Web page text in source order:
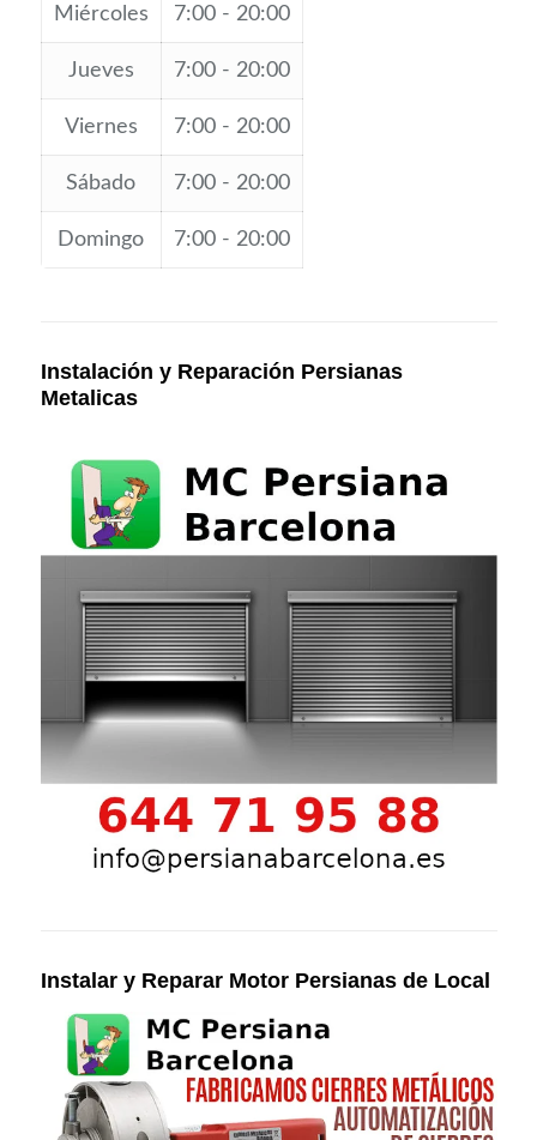
Miércoles 7:00 - 20:00
Jueves 7:00 - 20:00
Viernes 7:00 - 20:00
Sábado 7:00 - 20:00
Domingo 7:00 - 20:00
Instalación y Reparación Persianas
Metalicas
Instalar y Reparar Motor Persianas de Local